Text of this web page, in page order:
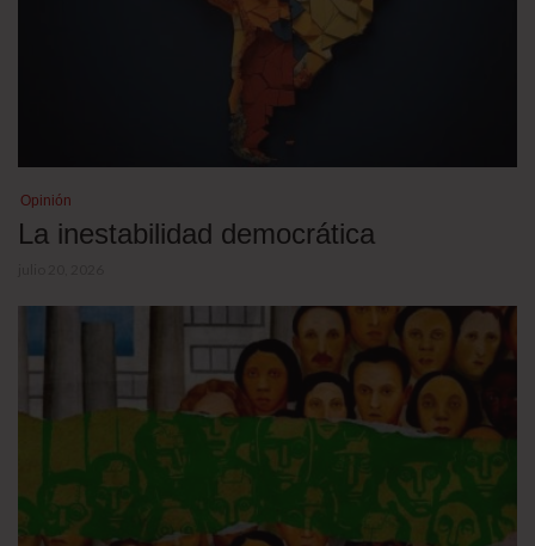
Opinión
La inestabilidad democrática